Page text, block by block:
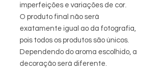
imperfeições e variações de cor.
O produto final não será
exatamente igual ao da fotografia,
pois todos os produtos são únicos.
Dependendo do aroma escolhido, a
decoração será diferente.